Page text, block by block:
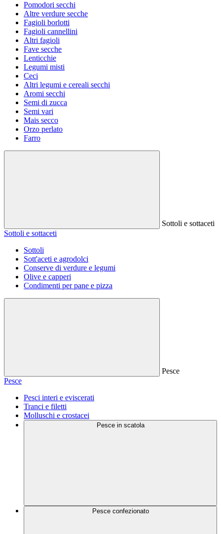
Pomodori secchi
Altre verdure secche
Fagioli borlotti
Fagioli cannellini
Altri fagioli
Fave secche
Lenticchie
Legumi misti
Ceci
Altri legumi e cereali secchi
Aromi secchi
Semi di zucca
Semi vari
Mais secco
Orzo perlato
Farro
Sottoli e sottaceti
Sottoli e sottaceti
Sottoli
Sott'aceti e agrodolci
Conserve di verdure e legumi
Olive e capperi
Condimenti per pane e pizza
Pesce
Pesce
Pesci interi e eviscerati
Tranci e filetti
Molluschi e crostacei
Pesce in scatola
Pesce confezionato